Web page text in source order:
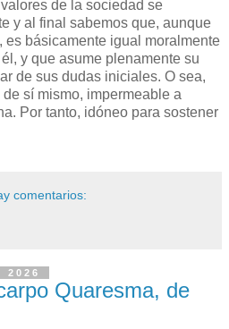
de la sociedad se
y al final sabemos que, aunque
es básicamente igual moralmente
y que asume plenamente su
de sus dudas iniciales. O sea,
sí mismo, impermeable a
Por tanto, idóneo para sostener
comentarios:
2026
Quaresma, de